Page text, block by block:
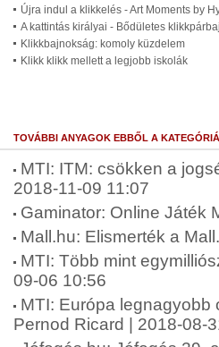
Újra indul a klikkelés - Art Moments by
A kattintás királyai - Bődületes
Klikkbajnokság: komoly küzdelem
Klikk klikk mellett a legjobb iskolák
TOVÁBBI ANYAGOK EBBŐL A
MTI: ITM: csökken a
2018-11-09 11:07
Gaminator: Online Játék
Mall.hu: Elismerték a
MTI: Több mint
09-06 10:56
MTI: Európa
Pernod Ricard | 2018-08-